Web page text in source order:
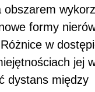
obszarem
formy
w
jej
dystans między